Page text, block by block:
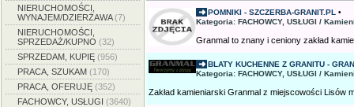
NIERUCHOMOŚCI,
WYNAJEM/DZIERŻAWA(7)
NIERUCHOMOŚCI,
SPRZEDAŻ/KUPNO (32)
SPRZEDAM, KUPIĘ (956)
PRACA, SZUKAM (170)
PRACA, OFERUJĘ (352)
FACHOWCY, USŁUGI (3640)
POMNIKI - SZCZERBA-GRANIT.PL •
Kategoria: FACHOWCY, USŁUGI /
Granmal to znany i ceniony zakład
BLATY KUCHENNE Z GRANITU -
Kategoria: FACHOWCY, USŁUGI /
Zakład kamieniarski Granmal z miejscowości Lisów